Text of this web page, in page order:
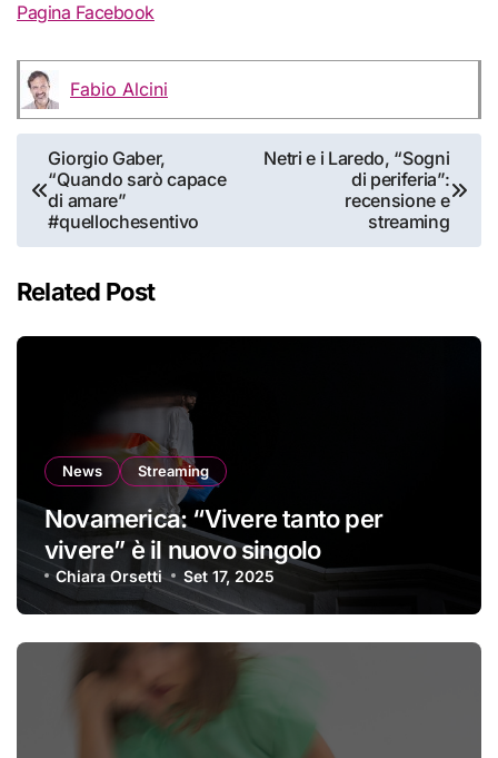
Pagina Facebook
Fabio Alcini
Navigazione
articoli
Giorgio Gaber,
“Quando sarò capace
di amare”
#quellochesentivo
Netri e i Laredo, “Sogni
di periferia”:
recensione e
streaming
Related Post
News Streaming
Novamerica: “Vivere tanto per
vivere” è il nuovo singolo
Chiara Orsetti Set 17, 2025